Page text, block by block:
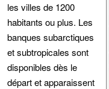
les villes de 1200
habitants ou plus. Les
banques subarctiques
et subtropicales sont
disponibles dès le
départ et apparaissent